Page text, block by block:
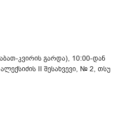
კვირის გარდა), 10:00-დან
II შესახვევი, № 2, თსუ